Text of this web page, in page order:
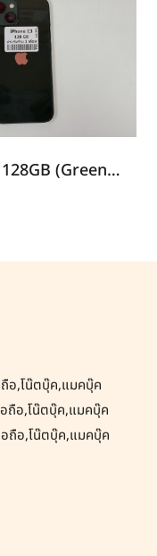
iPhone 13 128GB (Green) i69265
อ,โน๊ตบุ๊ค,แมคบุ๊ค
ถือ,โน๊ตบุ๊ค,แมคบุ๊ค
ถือ,โน๊ตบุ๊ค,แมคบุ๊ค